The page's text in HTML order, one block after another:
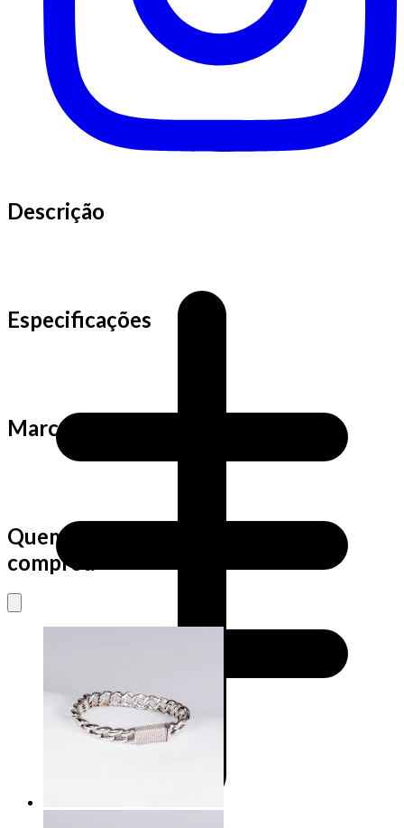
Descrição
Especificações
Marca
Quem viu este produto também
comprou